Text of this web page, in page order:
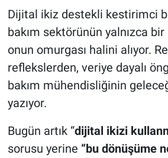
Dijital ikiz destekli kestirimci
bakım sektörünün yalnızca
onun omurgası halini alıyor.
reflekslerden, veriye dayalı
bakım mühendisliğinin
yazıyor.
Bugün artık “dijital ikizi
sorusu yerine “bu dönüşüme